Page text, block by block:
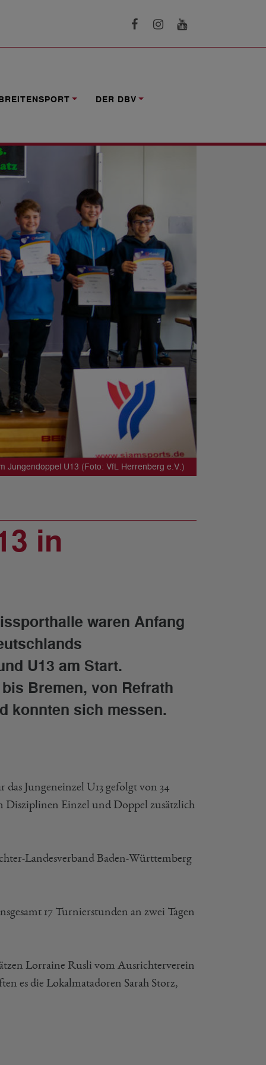
DER DBV
Jungendoppel U13 (Foto: VfL Herrenberg e.V.)
in
waren Anfang
U13 am Start.
Bremen, von Refrath
konnten sich messen.
Jungeneinzel U13 gefolgt von 34
Disziplinen Einzel und Doppel zusätzlich
Landesverband Baden-Württemberg
17 Turnierstunden an zwei Tagen
Lorraine Rusli vom Ausrichterverein
es die Lokalmatadoren Sarah Storz,